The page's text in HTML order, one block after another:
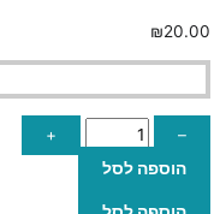
₪20.00
–
+
הוספה לסל